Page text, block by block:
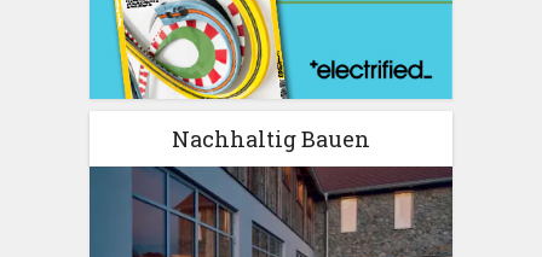
Nachhaltig Bauen